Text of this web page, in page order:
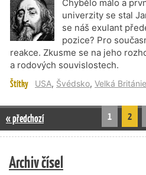
Chybělo málo a
univerzity se stal
se náš exulant
pozice? Pro
reakce. Zkusme se na jeho
a rodových souvislostech.
Štítky USA, Švédsko, Velká Británie
« předchozí 1 2
Archiv čísel